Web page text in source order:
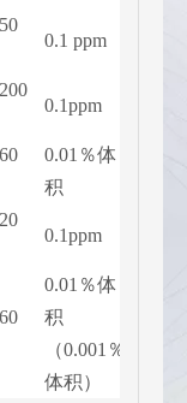
0.1 ppm
0.1ppm
0.01％体
积
0.1ppm
0.01％体
积
（0.001％
体积）